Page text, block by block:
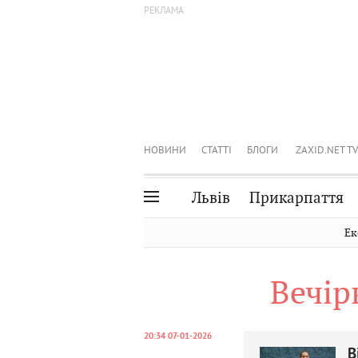
НОВИНИ СТАТТІ БЛОГИ ZAXID.NET TV
Львів Прикарпаття
Чернівці
20:34 07-01-2026